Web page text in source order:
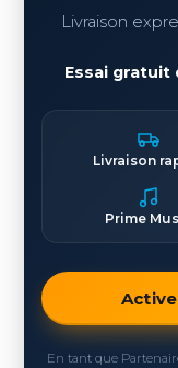
Livraison
Essai gratuit
Livraison
Prime
En tant que